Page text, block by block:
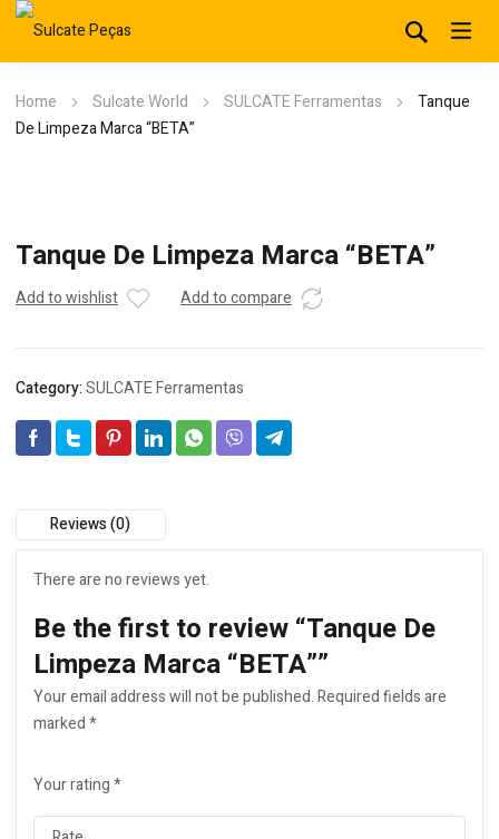
Home Sulcate World SULCATE Ferramentas
Tanque
De Limpeza Marca “BETA”
Tanque De Limpeza Marca “BETA”
Add to wishlist Add to compare
Category:SULCATE Ferramentas
Reviews (0)
There are no reviews yet.
Be the first to review “Tanque De
Limpeza Marca “BETA””
Your email address will not be published.Required fields are
marked*
Your rating*